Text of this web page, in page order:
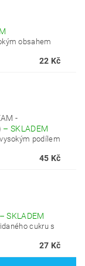
obsahem
22 Kč
-
– SKLADEM
podílem
45 Kč
–SKLADEM
cukru s
27 Kč